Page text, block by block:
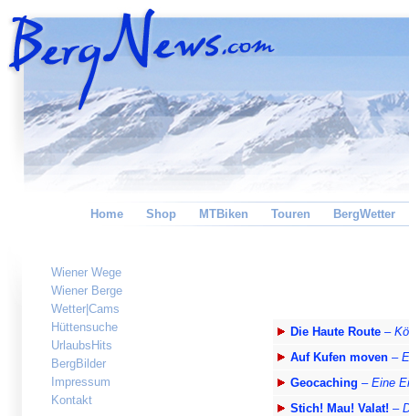
Home Shop MTBiken Touren BergWetter
Wiener Wege
Wiener Berge
Wetter|Cams
Hüttensuche
UrlaubsHits
BergBilder
Impressum
Kontakt
Die Haute Route–
Auf Kufen moven–
Geocaching – Eine
Stich! Mau! Valat! –